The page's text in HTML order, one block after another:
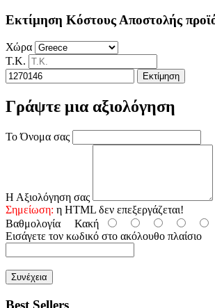
Εκτίμηση Κόστους Αποστολής
Χώρα
Τ.Κ.
Εκτίμηση
Γράψτε μια αξιολόγηση
Το Όνομα σας
Η Αξιολόγηση σας
Σημείωση: η HTML δεν επεξεργάζεται!
Βαθμολογία Κακή
Εισάγετε τον κωδικό στο ακόλουθο πλαίσιο
Συνέχεια
Best Sellers